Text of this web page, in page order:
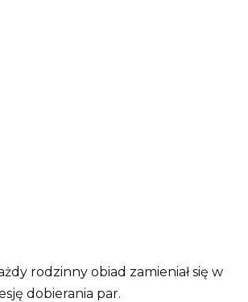
rodzinny obiad zamieniał się w
dobierania par.